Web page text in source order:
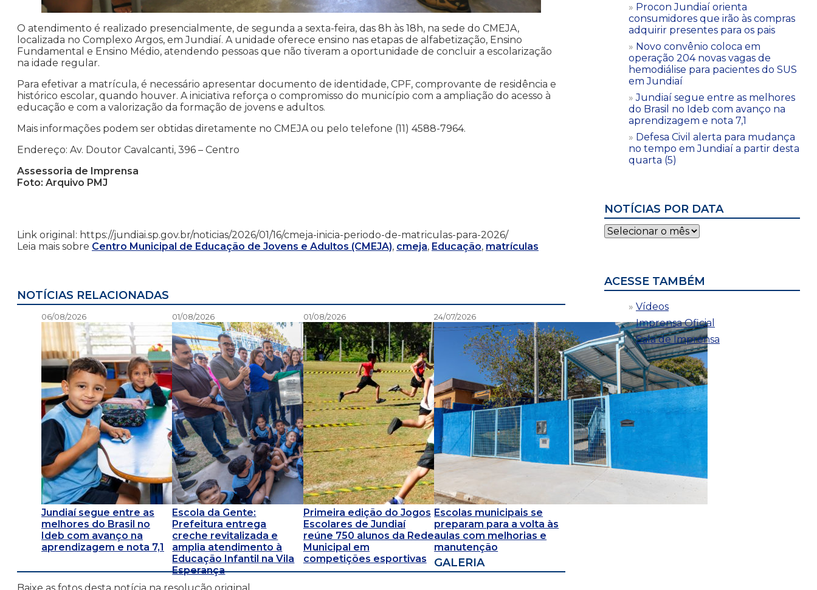
O atendimento é realizado presencialmente, de segunda a sexta-feira, das 8h às 18h, na sede do CMEJA,
localizada no Complexo Argos, em Jundiaí. A unidade oferece ensino nas etapas de alfabetização, Ensino
Fundamental e Ensino Médio, atendendo pessoas que não tiveram a oportunidade de concluir a escolarização
na idade regular.
Para efetivar a matrícula, é necessário apresentar documento de identidade, CPF, comprovante de residência e
histórico escolar, quando houver. A iniciativa reforça o compromisso do município com a ampliação do acesso à
educação e com a valorização da formação de jovens e adultos.
Mais informações podem ser obtidas diretamente no CMEJA ou pelo telefone (11) 4588-7964.
Endereço: Av. Doutor Cavalcanti, 396 – Centro
Assessoria de Imprensa
Foto: Arquivo PMJ
Link original: https://jundiai.sp.gov.br/noticias/2026/01/16/cmeja-inicia-periodo-de-matriculas-para-2026/
Leia mais sobre Centro Municipal de Educação de Jovens e Adultos (CMEJA), cmeja, Educação, matrículas
NOTÍCIAS RELACIONADAS
06/08/2026
Jundiaí segue entre as
melhores do Brasil no
Ideb com avanço na
aprendizagem e nota 7,1
01/08/2026
Escola da Gente:
Prefeitura entrega
creche revitalizada e
amplia atendimento à
Educação Infantil na Vila
Esperança
01/08/2026
Primeira edição do Jogos
Escolares de Jundiaí
reúne 750 alunos da Rede
Municipal em
competições esportivas
24/07/2026
Escolas municipais se
preparam para a volta às
aulas com melhorias e
manutenção
GALERIA
Procon Jundiaí orienta
consumidores que irão às compras
adquirir presentes para os pais
Novo convênio coloca em
operação 204 novas vagas de
hemodiálise para pacientes do SUS
em Jundiaí
Jundiaí segue entre as melhores
do Brasil no Ideb com avanço na
aprendizagem e nota 7,1
Defesa Civil alerta para mudança
no tempo em Jundiaí a partir desta
quarta (5)
NOTÍCIAS POR DATA
Notícias
por
ACESSE TAMBÉM
Vídeos
Imprensa Oficial
Sala de Imprensa